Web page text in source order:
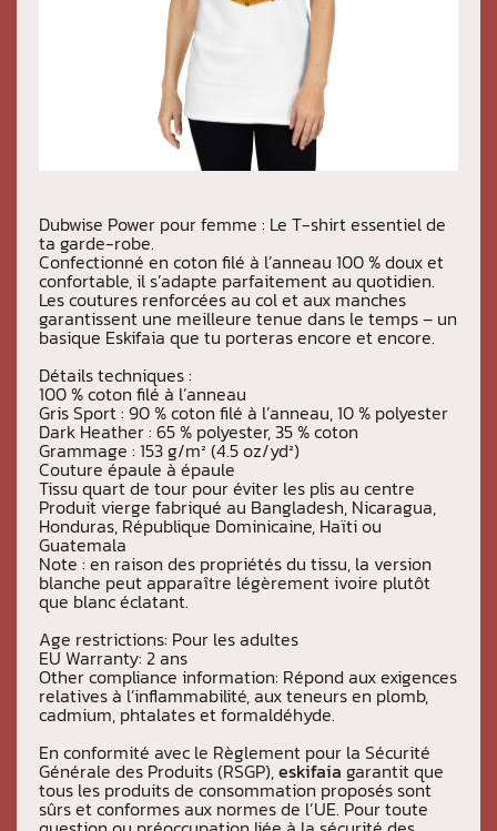
Dubwise Power pour femme : Le T-shirt essentiel de
ta garde-robe.
Confectionné en coton filé à l’anneau 100 % doux et
confortable, il s’adapte parfaitement au quotidien.
Les coutures renforcées au col et aux manches
garantissent une meilleure tenue dans le temps – un
basique Eskifaia que tu porteras encore et encore.
Détails techniques :
100 % coton filé à l’anneau
Gris Sport : 90 % coton filé à l’anneau, 10 % polyester
Dark Heather : 65 % polyester, 35 % coton
Grammage : 153 g/m² (4.5 oz/yd²)
Couture épaule à épaule
Tissu quart de tour pour éviter les plis au centre
Produit vierge fabriqué au Bangladesh, Nicaragua,
Honduras, République Dominicaine, Haïti ou
Guatemala
Note : en raison des propriétés du tissu, la version
blanche peut apparaître légèrement ivoire plutôt
que blanc éclatant.
Age restrictions: Pour les adultes
EU Warranty: 2 ans
Other compliance information: Répond aux exigences
relatives à l’inflammabilité, aux teneurs en plomb,
cadmium, phtalates et formaldéhyde.
En conformité avec le Règlement pour la Sécurité
Générale des Produits (RSGP),eskifaia garantit que
tous les produits de consommation proposés sont
sûrs et conformes aux normes de l’UE. Pour toute